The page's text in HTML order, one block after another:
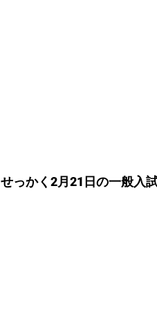
せっかく2月21日の一般入